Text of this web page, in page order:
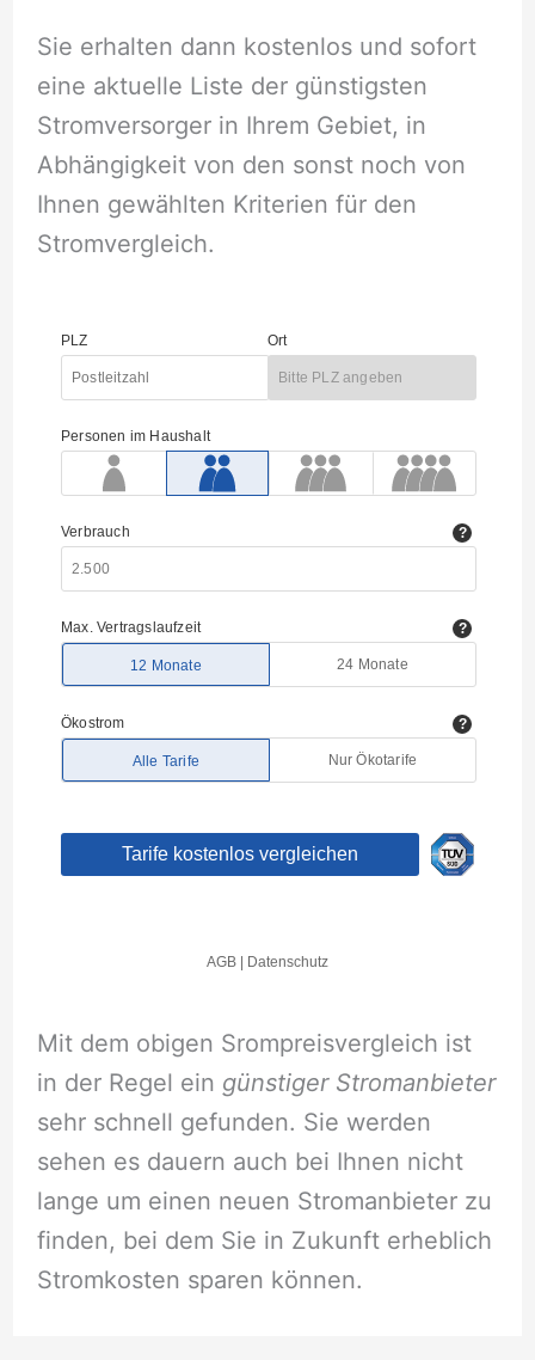
Sie erhalten dann kostenlos und sofort
eine aktuelle Liste der günstigsten
Stromversorger in Ihrem Gebiet, in
Abhängigkeit von den sonst noch von
Ihnen gewählten Kriterien für den
Stromvergleich.
Mit dem obigen Srompreisvergleich ist
in der Regel ein günstiger Stromanbieter
sehr schnell gefunden. Sie werden
sehen es dauern auch bei Ihnen nicht
lange um einen neuen Stromanbieter zu
finden, bei dem Sie in Zukunft erheblich
Stromkosten sparen können.